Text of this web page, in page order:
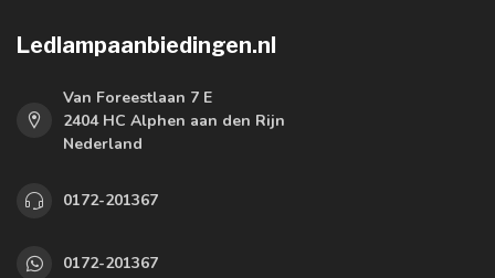
Ledlampaanbiedingen.nl
Van Foreestlaan 7 E
2404 HC Alphen aan den Rijn
Nederland
0172-201367
0172-201367